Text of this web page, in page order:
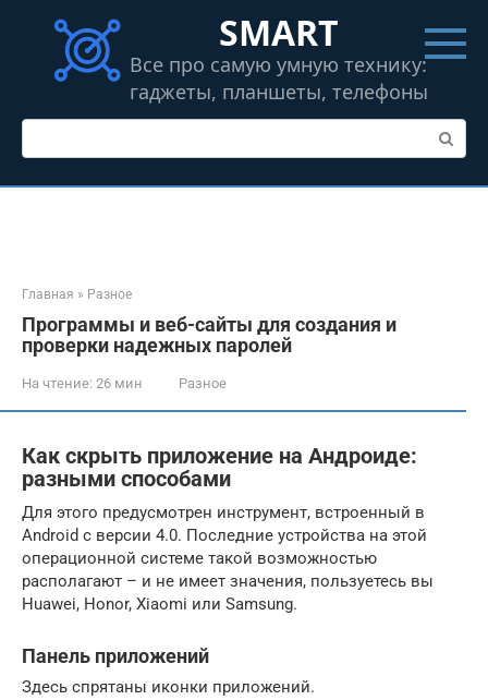
контенту
SMART
Все про самую умную технику:
гаджеты, планшеты, телефоны
Поиск:
Главная » Разное
Программы и веб-сайты для создания и
проверки надежных паролей
На чтение: 26 мин Разное
Как скрыть приложение на Андроиде:
разными способами
Для этого предусмотрен инструмент, встроенный в
Android с версии 4.0. Последние устройства на этой
операционной системе такой возможностью
располагают – и не имеет значения, пользуетесь вы
Huawei, Honor, Xiaomi или Samsung.
Панель приложений
Здесь спрятаны иконки приложений.